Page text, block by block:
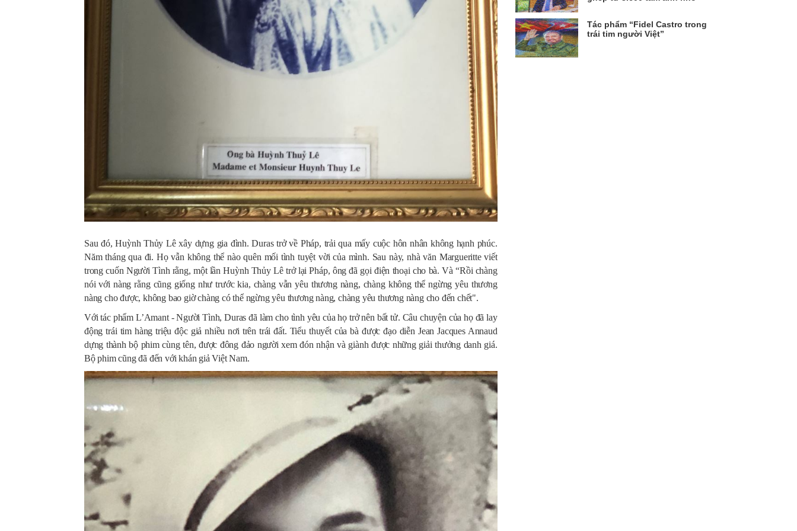
Sau đó, Huỳnh Thủy Lê xây dựng gia đình. Duras trở về Pháp, trải qua mấy cuộc hôn nhân không hạnh phúc.
Năm tháng qua đi. Họ vẫn không thể nào quên mối tình tuyệt vời của mình. Sau này, nhà văn Margueritte viết
trong cuốn Người Tình rằng, một lần Huỳnh Thủy Lê trở lại Pháp, ông đã gọi điện thoại cho bà. Và “Rồi chàng
nói với nàng rằng cũng giống như trước kia, chàng vẫn yêu thương nàng, chàng không thể ngừng yêu thương
nàng cho được, không bao giờ chàng có thể ngừng yêu thương nàng, chàng yêu thương nàng cho đến chết".
Với tác phẩm L’Amant - Người Tình, Duras đã làm cho tình yêu của họ trở nên bất tử. Câu chuyện của họ đã lay
động trái tim hàng triệu độc giả nhiều nơi trên trái đất. Tiểu thuyết của bà được đạo diễn Jean Jacques Annaud
dựng thành bộ phim cùng tên, được đông đảo người xem đón nhận và giành được những giải thưởng danh giá.
Bộ phim cũng đã đến với khán giả Việt Nam.
Tác phẩm “Fidel Castro trong
trái tim người Việt”